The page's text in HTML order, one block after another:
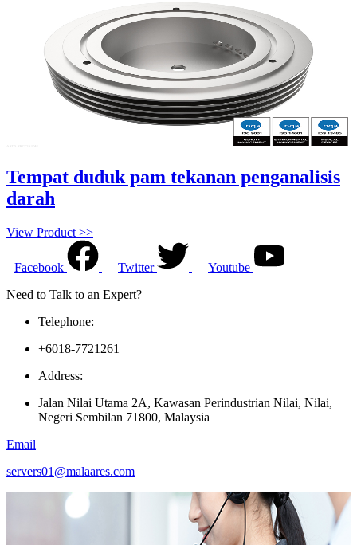
Tempat duduk pam tekanan penganalisis
darah
View Product >>
Facebook Twitter
Youtube
Need to Talk to an Expert?
Telephone:
+6018-7721261
Address:
Jalan Nilai Utama 2A, Kawasan Perindustrian Nilai, Nilai,
Negeri Sembilan 71800, Malaysia
Email
servers01@malaares.com